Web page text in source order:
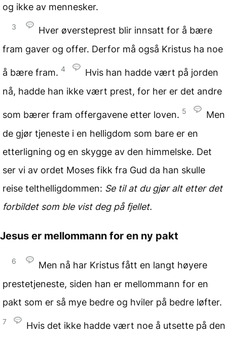
og ikke av mennesker.
3
Hver øversteprest blir innsatt for å bære
fram gaver og offer. Derfor må også Kristus ha noe
å bære fram. 4
Hvis han hadde vært på jorden
nå, hadde han ikke vært prest, for her er det andre
som bærer fram offergavene etter loven. 5
Men
de gjør tjeneste i en helligdom som bare er en
etterligning og en skygge av den himmelske. Det
ser vi av ordet Moses fikk fra Gud da han skulle
reise telthelligdommen: Se til at du gjør alt etter det
forbildet som ble vist deg på fjellet.
Jesus er mellommann for en ny pakt
6
Men nå har Kristus fått en langt høyere
prestetjeneste, siden han er mellommann for en
pakt som er så mye bedre og hviler på bedre løfter.
7
Hvis det ikke hadde vært noe å utsette på den